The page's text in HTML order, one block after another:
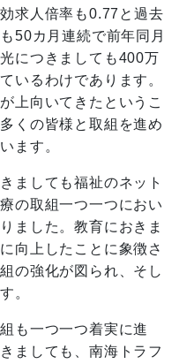
求人倍率も0.77と過去
50カ月連続で前年同月
につきましても400万
いるわけであります。
上向いてきたというこ
くの皆様と取組を進め
ます。
ましても福祉のネット
の取組一つ一つにおい
ました。教育におきま
向上したことに象徴さ
の強化が図られ、そし
。
も一つ一つ着実に進
ましても、南海トラフ